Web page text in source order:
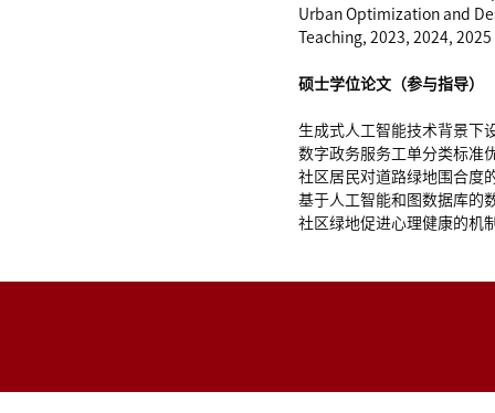
Urban Optimization and
Teaching, 2023, 2024, 2025
硕士学位论文（参与指导）
生成式人工智能技术背景下
数字政务服务工单分类标准
社区居民对道路绿地围合度
基于人工智能和图数据库的
社区绿地促进心理健康的机